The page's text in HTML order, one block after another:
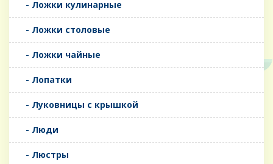
- Ложки кулинарные
- Ложки столовые
- Ложки чайные
- Лопатки
- Луковницы с крышкой
- Люди
- Люстры